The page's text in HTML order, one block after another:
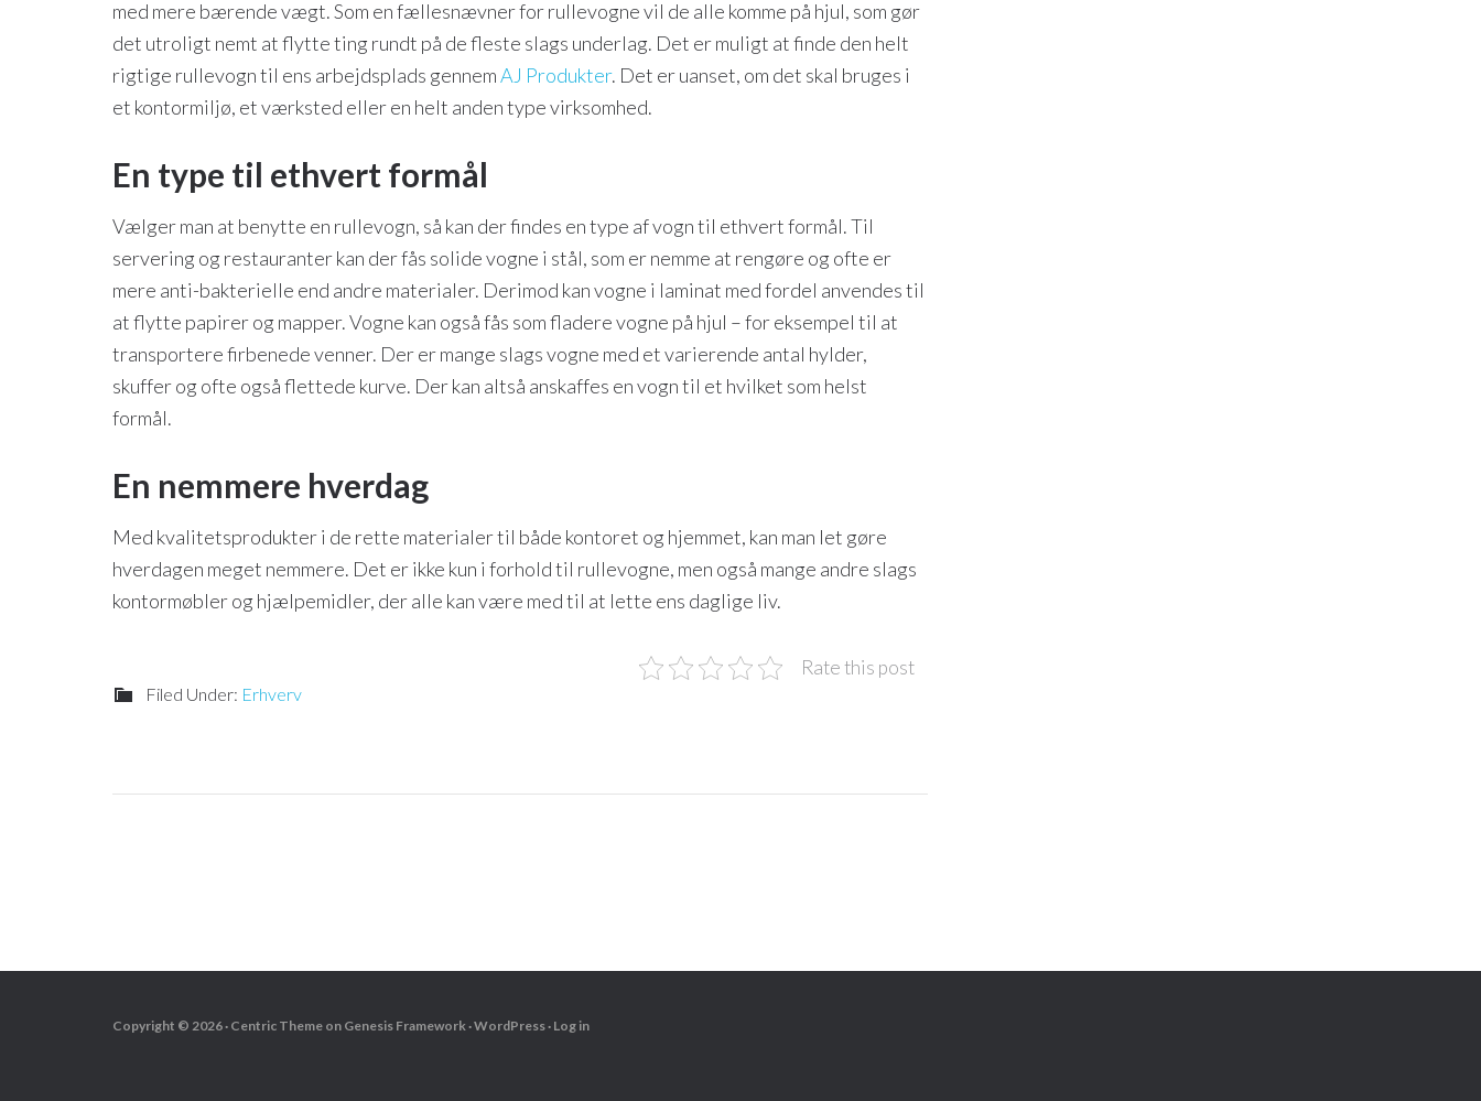
med mere bærende vægt. Som en fællesnævner for rullevogne vil de alle komme på hjul, som gør
det utroligt nemt at flytte ting rundt på de fleste slags underlag. Det er muligt at finde den helt
rigtige rullevogn til ens arbejdsplads gennemAJ Produkter. Det er uanset, om det skal bruges i
et kontormiljø, et værksted eller en helt anden type virksomhed.
En type til ethvert formål
Vælger man at benytte en rullevogn, så kan der findes en type af vogn til ethvert formål. Til
servering og restauranter kan der fås solide vogne i stål, som er nemme at rengøre og ofte er
mere anti-bakterielle end andre materialer. Derimod kan vogne i laminat med fordel anvendes til
at flytte papirer og mapper. Vogne kan også fås som fladere vogne på hjul – for eksempel til at
transportere firbenede venner. Der er mange slags vogne med et varierende antal hylder,
skuffer og ofte også flettede kurve. Der kan altså anskaffes en vogn til et hvilket som helst
formål.
En nemmere hverdag
Med kvalitetsprodukter i de rette materialer til både kontoret og hjemmet, kan man let gøre
hverdagen meget nemmere. Det er ikke kun i forhold til rullevogne, men også mange andre slags
kontormøbler og hjælpemidler, der alle kan være med til at lette ens daglige liv.
Rate this post
Filed Under: Erhverv
Copyright © 2026 · Centric Theme on Genesis Framework·WordPress· Log in